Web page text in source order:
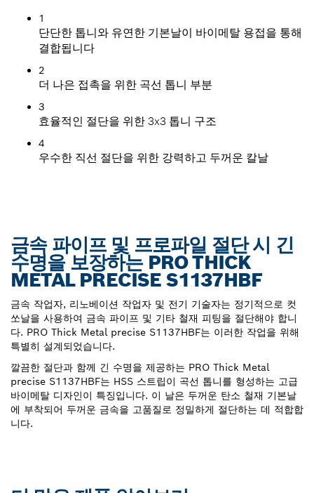
1
단단한 톱니와 유연한 기본날이 바이메탈 용접을 통해
결합됩니다
2
더 나은 접촉을 위한 곡선 톱니 부분
3
효율적인 절단을 위한 3x3 톱니 구조
4
우수한 직선 절단을 위한 강력하고 두꺼운 칼날
금속 파이프 및 프로파일 절단 시 긴
수명을 보장하는 PRO THICK
METAL PRECISE S1137HBF
금속 작업자, 리노베이션 작업자 및 전기 기술자는 정기적으로 컷
쏘날을 사용하여 금속 파이프 및 기타 철재 피팅을 절단해야 합니
다. PRO Thick Metal precise S1137HBF는 이러한 작업을 위해
특별히 설계되었습니다.
깔끔한 절단과 함께 긴 수명을 제공하는 PRO Thick Metal
precise S1137HBF는 HSS 스트립이 곡선 톱니를 형성하는 고급
바이메탈 디자인이 특징입니다. 이 날은 두꺼운 탄소 철재 기본날
에 부착되어 두꺼운 금속을 고품질로 정밀하게 절단하는 데 적합합
니다.